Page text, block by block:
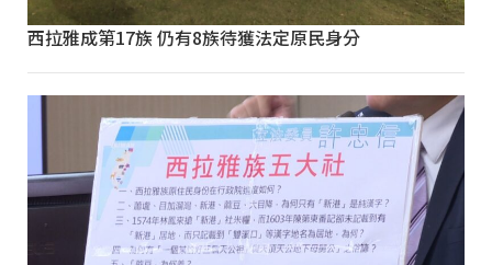
西拉雅成第17族 仍有8族待獲法定原民身分